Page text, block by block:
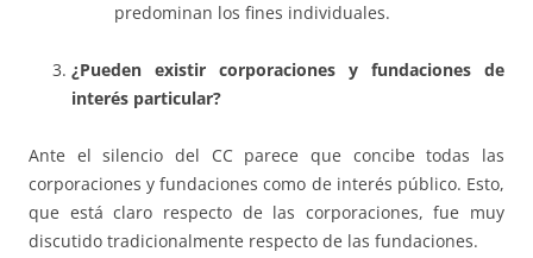
predominan los fines individuales.
¿Pueden existir corporaciones y fundaciones de
interés particular?
Ante el silencio del CC parece que concibe todas las
corporaciones y fundaciones como de interés público. Esto,
que está claro respecto de las corporaciones, fue muy
discutido tradicionalmente respecto de las fundaciones.